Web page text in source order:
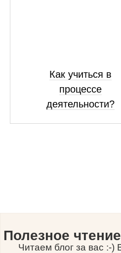
Как учиться в
процессе
деятельности?
Полезное
Читаем блог за вас :-